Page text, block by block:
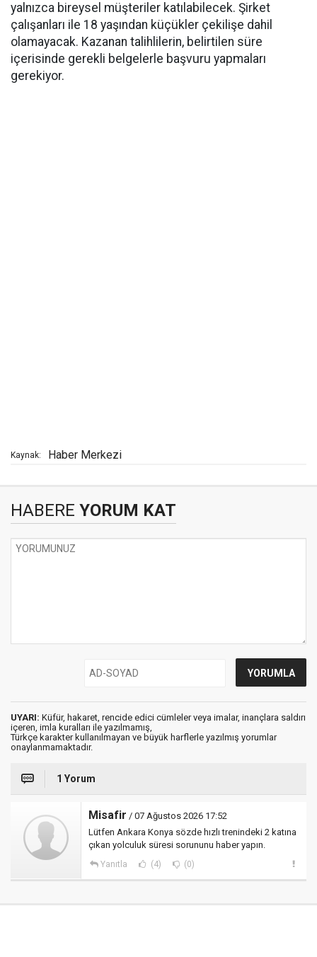
yalnızca bireysel müşteriler katılabilecek. Şirket
çalışanları ile 18 yaşından küçükler çekilişe dahil
olamayacak. Kazanan talihlilerin, belirtilen süre
içerisinde gerekli belgelerle başvuru yapmaları
gerekiyor.
Kaynak: Haber Merkezi
HABERE YORUM KAT
UYARI: Küfür, hakaret, rencide edici cümleler veya imalar, inançlara saldırı
içeren, imla kuralları ile yazılmamış,
Türkçe karakter kullanılmayan ve büyük harflerle yazılmış yorumlar
onaylanmamaktadır.
1 Yorum
Misafir / 07 Ağustos 2026 17:52
Lütfen Ankara Konya sözde hızlı trenindeki 2 katına
çıkan yolculuk süresi sorununu haber yapın.
Yanıtla (4) (0)